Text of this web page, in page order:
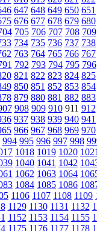
647 648 649 650 651
676 677 678 679 680
705 706 707 708 709
734 735 736 737 738
763 764 765 766 767
792 793 794 795 796
821 822 823 824 825
850 851 852 853 854
879 880 881 882 883
908 909 910911 912
937 938 939 940 941
966 967 968 969 970
994 995 996 997 998
1018 1019 1020
1040 1041 1042
1062 1063 1064
1084 1085 1086
1106 1107 1108 1109
1129 1130 1131 1132
1152 1153 1154 1155
1175 1176 1177 1178